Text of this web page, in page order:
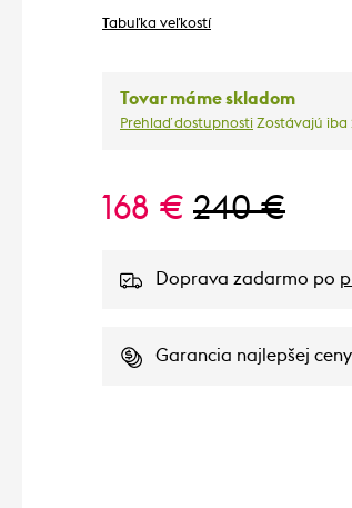
Tabuľka veľkostí
Tovar máme skladom
Prehlaď dostupnosti Zostávajú iba
168 € 240 €
Doprava zadarmo po
Garancia najlepšej ceny